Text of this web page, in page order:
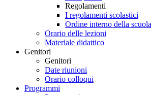
Regolamenti
I regolamenti scolastici
Ordine interno della scuola
Orario delle lezioni
Materiale didattico
Genitori
Genitori
Date riunioni
Orario colloqui
Programmi